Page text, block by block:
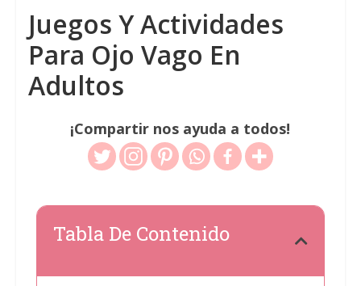
Juegos Y Actividades
Para Ojo Vago En
Adultos
¡Compartir nos ayuda a todos!
Tabla De Contenido